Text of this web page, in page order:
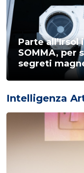
Parte
SOMMA, per
segreti
Intelligenza